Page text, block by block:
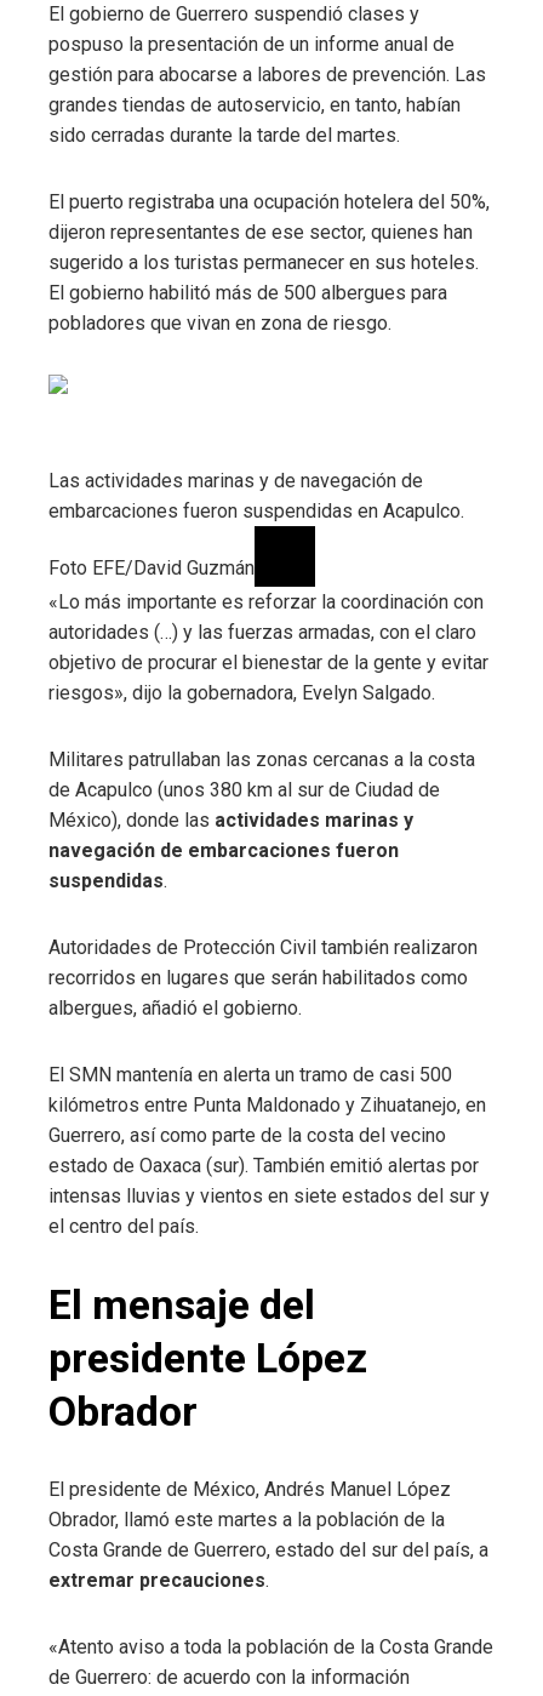
El gobierno de Guerrero suspendió clases y
pospuso la presentación de un informe anual de
gestión para abocarse a labores de prevención. Las
grandes tiendas de autoservicio, en tanto, habían
sido cerradas durante la tarde del martes.
El puerto registraba una ocupación hotelera del 50%,
dijeron representantes de ese sector, quienes han
sugerido a los turistas permanecer en sus hoteles.
El gobierno habilitó más de 500 albergues para
pobladores que vivan en zona de riesgo.
Las actividades marinas y de navegación de
embarcaciones fueron suspendidas en Acapulco.
Foto EFE/David Guzmán
«Lo más importante es reforzar la coordinación con
autoridades (…) y las fuerzas armadas, con el claro
objetivo de procurar el bienestar de la gente y evitar
riesgos», dijo la gobernadora, Evelyn Salgado.
Militares patrullaban las zonas cercanas a la costa
de Acapulco (unos 380 km al sur de Ciudad de
México), donde las actividades marinas y
navegación de embarcaciones fueron
suspendidas.
Autoridades de Protección Civil también realizaron
recorridos en lugares que serán habilitados como
albergues, añadió el gobierno.
El SMN mantenía en alerta un tramo de casi 500
kilómetros entre Punta Maldonado y Zihuatanejo, en
Guerrero, así como parte de la costa del vecino
estado de Oaxaca (sur). También emitió alertas por
intensas lluvias y vientos en siete estados del sur y
el centro del país.
El mensaje del
presidente López
Obrador
El presidente de México, Andrés Manuel López
Obrador, llamó este martes a la población de la
Costa Grande de Guerrero, estado del sur del país, a
extremar precauciones.
«Atento aviso a toda la población de la Costa Grande
de Guerrero: de acuerdo con la información